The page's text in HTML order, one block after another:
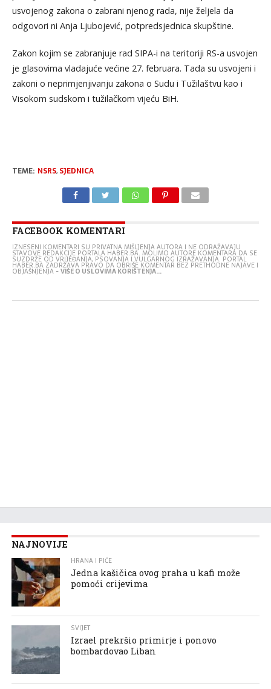
usvojenog zakona o zabrani njenog rada, nije željela da
odgovori ni Anja Ljubojević, potpredsjednica skupštine.
Zakon kojim se zabranjuje rad SIPA-i na teritoriji RS-a usvojen
je glasovima vladajuće većine 27. februara. Tada su usvojeni i
zakoni o neprimjenjivanju zakona o Sudu i Tužilaštvu kao i
Visokom sudskom i tužilačkom vijeću BiH.
TEME: NSRS, SJEDNICA
FACEBOOK KOMENTARI
IZNESENI KOMENTARI SU PRIVATNA MIŠLJENJA AUTORA I NE ODRAŽAVAJU
STAVOVE REDAKCIJE PORTALA HABER.BA. MOLIMO AUTORE KOMENTARA DA SE
SUZDRŽE OD VRIJEĐANJA, PSOVANJA I VULGARNOG IZRAŽAVANJA. PORTAL
HABER.BA ZADRŽAVA PRAVO DA OBRIŠE KOMENTAR BEZ PRETHODNE NAJAVE I
OBJAŠNJENJA -VIŠE O USLOVIMA KORIŠTENJA...
NAJNOVIJE
HRANA I PIĆE
Jedna kašičica ovog praha u kafi može
pomoći crijevima
SVIJET
Izrael prekršio primirje i ponovo
bombardovao Liban